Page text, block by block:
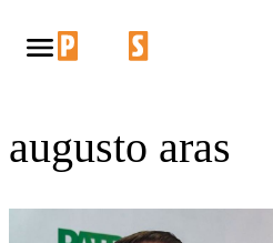
augusto aras